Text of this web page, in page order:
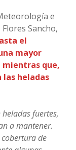
e
Sancho,
el
mayor
mientras que,
las heladas
fuertes,
a mantener.
de